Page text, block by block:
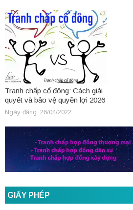
Tranh chấp cổ đông: Cách giải
quyết và bảo vệ quyền lợi 2026
Ngày đăng: 26/04/2022
GIẤY PHÉP